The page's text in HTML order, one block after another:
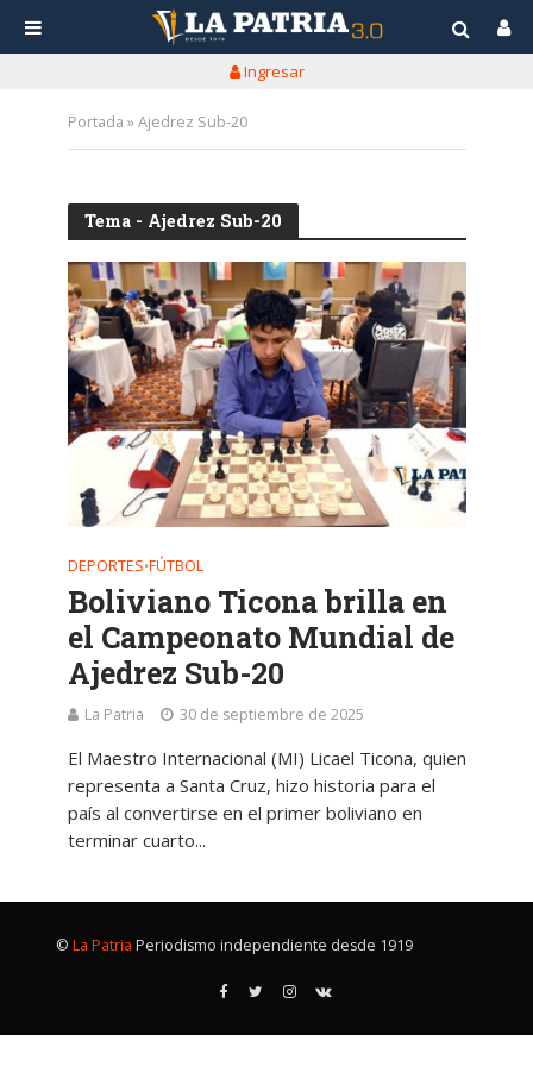
Ingresar
Portada »Ajedrez Sub-20
Tema - Ajedrez Sub-20
DEPORTES•FÚTBOL
Boliviano Ticona brilla en
el Campeonato Mundial de
Ajedrez Sub-20
La Patria 30 de septiembre de 2025
El Maestro Internacional (MI) Licael Ticona, quien
representa a Santa Cruz, hizo historia para el
país al convertirse en el primer boliviano en
terminar cuarto...
© La Patria Periodismo independiente desde 1919